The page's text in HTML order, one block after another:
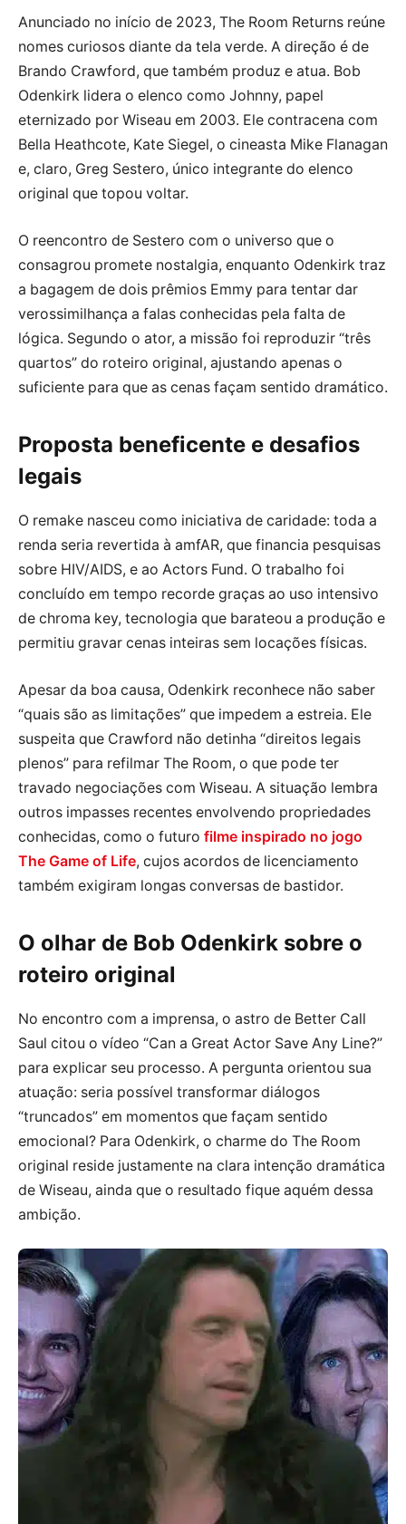
Anunciado no início de 2023, The Room Returns reúne
nomes curiosos diante da tela verde. A direção é de
Brando Crawford, que também produz e atua. Bob
Odenkirk lidera o elenco como Johnny, papel
eternizado por Wiseau em 2003. Ele contracena com
Bella Heathcote, Kate Siegel, o cineasta Mike Flanagan
e, claro, Greg Sestero, único integrante do elenco
original que topou voltar.
O reencontro de Sestero com o universo que o
consagrou promete nostalgia, enquanto Odenkirk traz
a bagagem de dois prêmios Emmy para tentar dar
verossimilhança a falas conhecidas pela falta de
lógica. Segundo o ator, a missão foi reproduzir “três
quartos” do roteiro original, ajustando apenas o
suficiente para que as cenas façam sentido dramático.
Proposta beneficente e desafios
legais
O remake nasceu como iniciativa de caridade: toda a
renda seria revertida à amfAR, que financia pesquisas
sobre HIV/AIDS, e ao Actors Fund. O trabalho foi
concluído em tempo recorde graças ao uso intensivo
de chroma key, tecnologia que barateou a produção e
permitiu gravar cenas inteiras sem locações físicas.
Apesar da boa causa, Odenkirk reconhece não saber
“quais são as limitações” que impedem a estreia. Ele
suspeita que Crawford não detinha “direitos legais
plenos” para refilmar The Room, o que pode ter
travado negociações com Wiseau. A situação lembra
outros impasses recentes envolvendo propriedades
conhecidas, como o futuro filme inspirado no jogo
The Game of Life, cujos acordos de licenciamento
também exigiram longas conversas de bastidor.
O olhar de Bob Odenkirk sobre o
roteiro original
No encontro com a imprensa, o astro de Better Call
Saul citou o vídeo “Can a Great Actor Save Any Line?”
para explicar seu processo. A pergunta orientou sua
atuação: seria possível transformar diálogos
“truncados” em momentos que façam sentido
emocional? Para Odenkirk, o charme do The Room
original reside justamente na clara intenção dramática
de Wiseau, ainda que o resultado fique aquém dessa
ambição.